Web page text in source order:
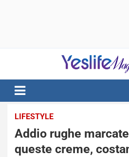
notizie di intrattenimento
LIFESTYLE
Addio rughe
queste creme,